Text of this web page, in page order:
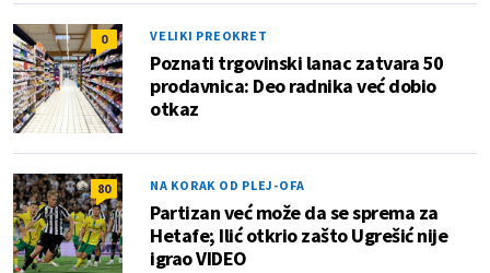
0 VELIKI PREOKRET
Poznati trgovinski lanac zatvara 50
prodavnica: Deo radnika već dobio
otkaz
80 NA KORAK OD PLEJ-OFA
Partizan već može da se sprema za
Hetafe; Ilić otkrio zašto Ugrešić nije
igrao VIDEO